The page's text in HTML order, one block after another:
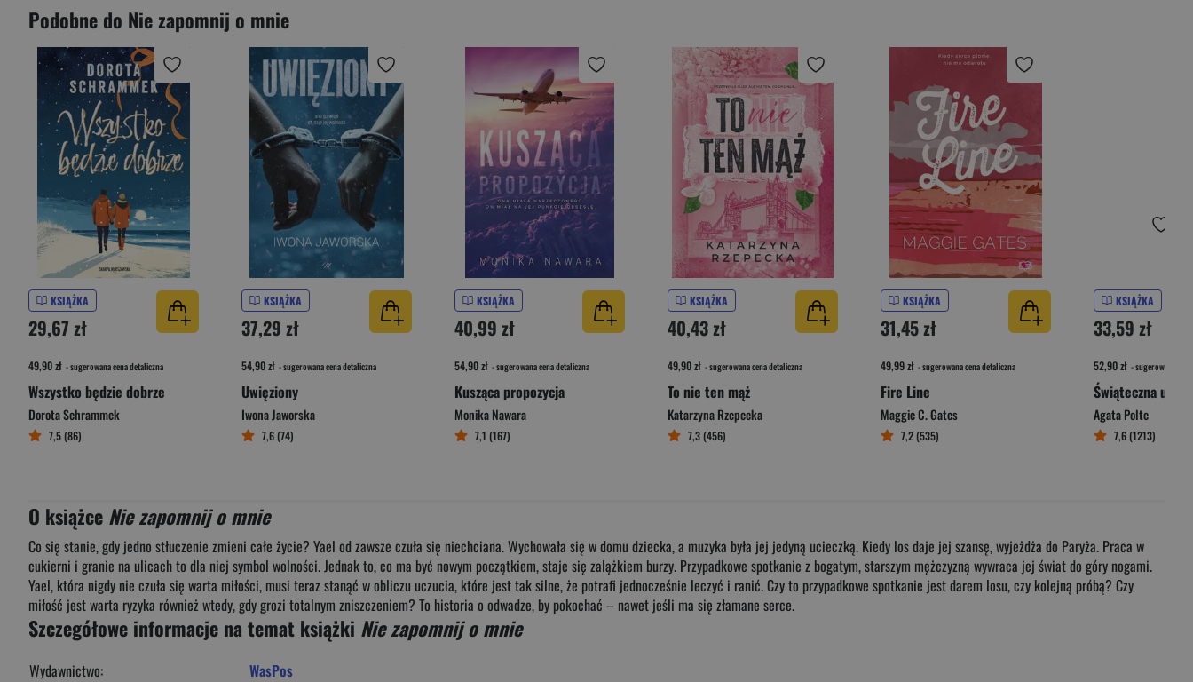
Podobne do Nie zapomnij o mnie
KSIĄŻKA
29,67 zł
49,90 zł - sugerowana cena detaliczna
Wszystko będzie dobrze
Dorota Schrammek
7,5 (86)
KSIĄŻKA
37,29 zł
54,90 zł - sugerowana cena detaliczna
Uwięziony
Iwona Jaworska
7,6 (74)
KSIĄŻKA
40,99 zł
54,90 zł - sugerowana cena detaliczna
Kusząca propozycja
Monika Nawara
7,1 (167)
KSIĄŻKA
40,43 zł
49,90 zł - sugerowana cena detaliczna
To nie ten mąż
Katarzyna Rzepecka
7,3 (456)
KSIĄŻKA
31,45 zł
49,99 zł - sugerowana cena detaliczna
Fire Line
Maggie C. Gates
7,2 (535)
KSIĄŻKA
33,59 zł
52,90 zł - sugerowana
Świąteczna
Agata Polte
7,6 (1213)
O książce Nie zapomnij o mnie
Co się stanie, gdy jedno stłuczenie zmieni całe życie? Yael od zawsze czuła się niechciana. Wychowała się w domu dziecka, a muzyka była jej jedyną ucieczką. Kiedy los daje jej szansę, wyjeżdża do Paryża. Praca w
cukierni i granie na ulicach to dla niej symbol wolności. Jednak to, co ma być nowym początkiem, staje się zalążkiem burzy. Przypadkowe spotkanie z bogatym, starszym mężczyzną wywraca jej świat do góry nogami.
Yael, która nigdy nie czuła się warta miłości, musi teraz stanąć w obliczu uczucia, które jest tak silne, że potrafi jednocześnie leczyć i ranić. Czy to przypadkowe spotkanie jest darem losu, czy kolejną próbą? Czy
miłość jest warta ryzyka również wtedy, gdy grozi totalnym zniszczeniem? To historia o odwadze, by pokochać – nawet jeśli ma się złamane serce.
Szczegółowe informacje na temat książki Nie zapomnij o mnie
Wydawnictwo: WasPos